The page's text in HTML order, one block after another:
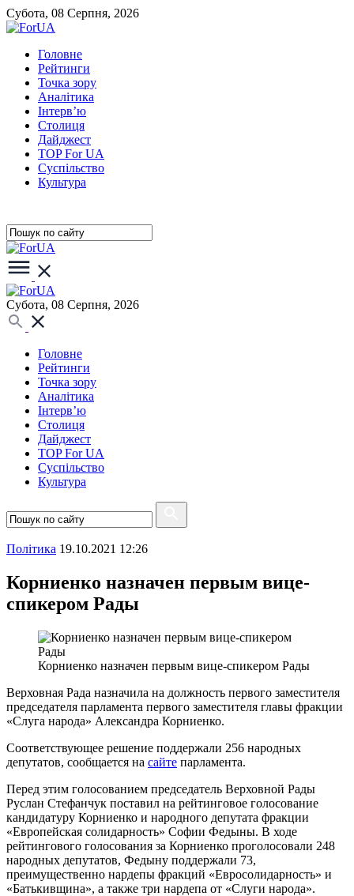
Субота, 08 Серпня, 2026
Головне
Рейтинги
Точка зору
Аналітика
Інтерв’ю
Столиця
Дайджест
TOP For UA
Суспiльство
Культура
Субота, 08 Серпня, 2026
Головне
Рейтинги
Точка зору
Аналітика
Інтерв’ю
Столиця
Дайджест
TOP For UA
Суспiльство
Культура
Полiтика 19.10.2021 12:26
Корниенко назначен первым вице-
спикером Рады
Корниенко назначен первым вице-спикером Рады
Верховная Рада назначила на должность первого заместителя
председателя парламента первого заместителя главы фракции
«Слуга народа» Александра Корниенко.
Соответствующее решение поддержали 256 народных
депутатов, сообщается на сайте парламента.
Перед этим голосованием председатель Верховной Рады
Руслан Стефанчук поставил на рейтинговое голосование
кандидатуру Корниенко и народного депутата фракции
«Европейская солидарность» Софии Федыны. В ходе
рейтингового голосования за Корниенко проголосовали 248
народных депутатов, Федыну поддержали 73,
преимущественно нардепы фракций «Евросолидарность» и
«Батькивщина», а также три нардепа от «Слуги народа».